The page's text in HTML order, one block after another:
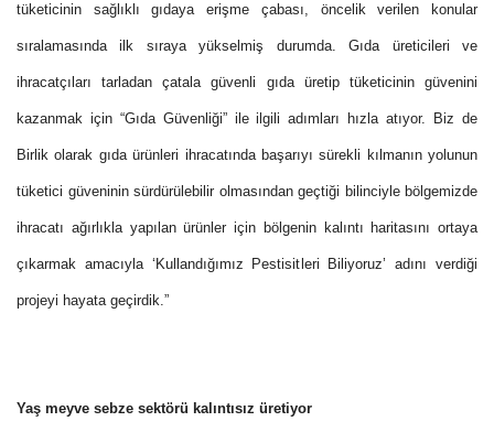
tüketicinin sağlıklı gıdaya erişme çabası, öncelik verilen konular
sıralamasında ilk sıraya yükselmiş durumda. Gıda üreticileri ve
ihracatçıları tarladan çatala güvenli gıda üretip tüketicinin güvenini
kazanmak için “Gıda Güvenliği” ile ilgili adımları hızla atıyor. Biz de
Birlik olarak gıda ürünleri ihracatında başarıyı sürekli kılmanın yolunun
tüketici güveninin sürdürülebilir olmasından geçtiği bilinciyle bölgemizde
ihracatı ağırlıkla yapılan ürünler için bölgenin kalıntı haritasını ortaya
çıkarmak amacıyla ‘Kullandığımız Pestisitleri Biliyoruz’ adını verdiği
projeyi hayata geçirdik.”
Yaş meyve sebze sektörü kalıntısız üretiyor